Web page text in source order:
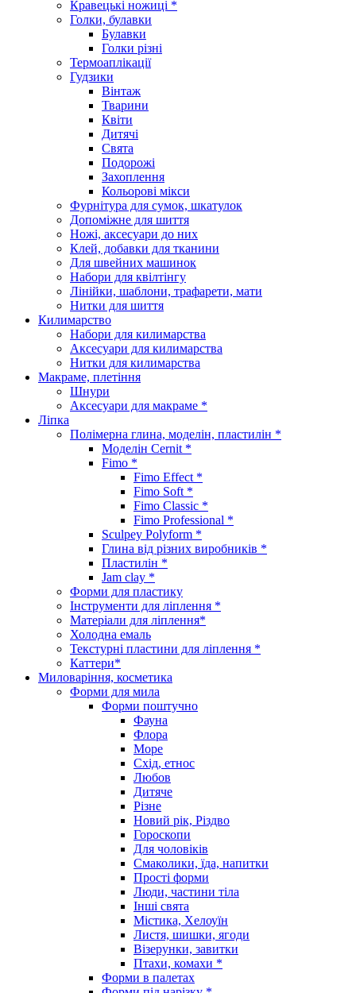
Кравецькі ножиці *
Голки, булавки
Булавки
Голки різні
Термоаплікації
Гудзики
Вінтаж
Тварини
Квіти
Дитячі
Свята
Подорожі
Захоплення
Кольорові мікси
Фурнітура для сумок, шкатулок
Допоміжне для шиття
Ножі, аксесуари до них
Клей, добавки для тканини
Для швейних машинок
Набори для квілтінгу
Лінійки, шаблони, трафарети, мати
Нитки для шиття
Килимарство
Набори для килимарства
Аксесуари для килимарства
Нитки для килимарства
Макраме, плетіння
Шнури
Аксесуари для макраме *
Ліпка
Полімерна глина, моделін, пластилін *
Моделін Cernit *
Fimo *
Fimo Effect *
Fimo Soft *
Fimo Classic *
Fimo Professional *
Sculpey Polyform *
Глина від різних виробників *
Пластилін *
Jam clay *
Форми для пластику
Інструменти для ліплення *
Матеріали для ліплення*
Холодна емаль
Текстурні пластини для ліплення *
Каттери*
Миловаріння, косметика
Форми для мила
Форми поштучно
Фауна
Флора
Море
Схід, етнос
Любов
Дитяче
Різне
Новий рік, Різдво
Гороскопи
Для чоловіків
Смаколики, їда, напитки
Прості форми
Люди, частини тіла
Інші свята
Містика, Хелоуїн
Листя, шишки, ягоди
Візерунки, завитки
Птахи, комахи *
Форми в палетах